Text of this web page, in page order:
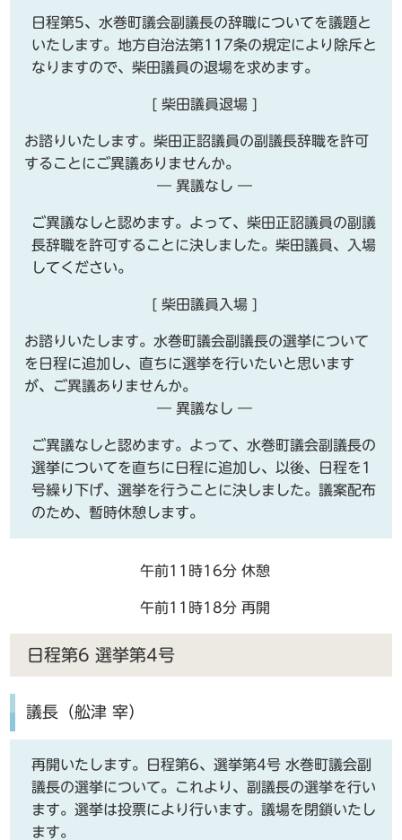
日程第5、水巻町議会副議長の辞職についてを議題と
いたします。地方自治法第117条の規定により除斥と
なりますので、柴田議員の退場を求めます。
[ 柴田議員退場 ]
お諮りいたします。柴田正詔議員の副議長辞職を許可
することにご異議ありませんか。
― 異議なし ―
ご異議なしと認めます。よって、柴田正詔議員の副議
長辞職を許可することに決しました。柴田議員、入場
してください。
[ 柴田議員入場 ]
お諮りいたします。水巻町議会副議長の選挙について
を日程に追加し、直ちに選挙を行いたいと思います
が、ご異議ありませんか。
― 異議なし ―
ご異議なしと認めます。よって、水巻町議会副議長の
選挙についてを直ちに日程に追加し、以後、日程を1
号繰り下げ、選挙を行うことに決しました。議案配布
のため、暫時休憩します。
午前11時16分 休憩
午前11時18分 再開
日程第6 選挙第4号
議長（舩津 宰）
再開いたします。日程第6、選挙第4号 水巻町議会副
議長の選挙について。これより、副議長の選挙を行い
ます。選挙は投票により行います。議場を閉鎖いたし
ます。